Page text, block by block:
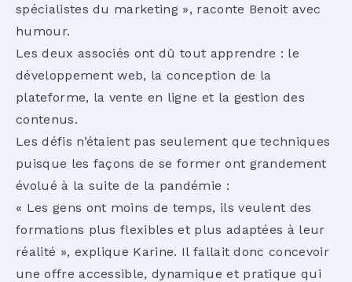
spécialistes du marketing », raconte Benoit avec
humour.
Les deux associés ont dû tout apprendre : le
développement web, la conception de la
plateforme, la vente en ligne et la gestion des
contenus.
Les défis n’étaient pas seulement que techniques
puisque les façons de se former ont grandement
évolué à la suite de la pandémie :
« Les gens ont moins de temps, ils veulent des
formations plus flexibles et plus adaptées à leur
réalité », explique Karine. Il fallait donc concevoir
une offre accessible, dynamique et pratique qui